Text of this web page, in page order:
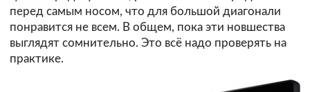
перед самым носом, что для большой диагонали
понравится не всем. В общем, пока эти новшества
выглядят сомнительно. Это всё надо проверять на
практике.